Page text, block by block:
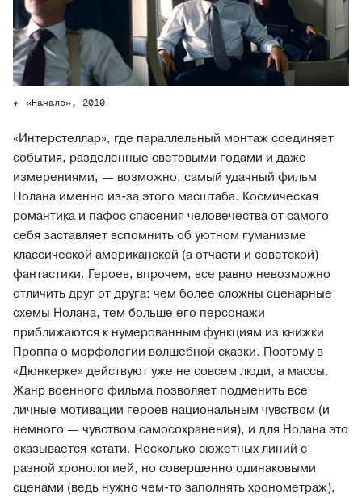
«Начало», 2010
«Интерстеллар», где параллельный монтаж соединяет
события, разделенные световыми годами и даже
измерениями, — возможно, самый удачный фильм
Нолана именно из-за этого масштаба. Космическая
романтика и пафос спасения человечества от самого
себя заставляет вспомнить об уютном гуманизме
классической американской (а отчасти и советской)
фантастики. Героев, впрочем, все равно невозможно
отличить друг от друга: чем более сложны сценарные
схемы Нолана, тем больше его персонажи
приближаются к нумерованным функциям из книжки
Проппа о морфологии волшебной сказки. Поэтому в
«Дюнкерке» действуют уже не совсем люди, а массы.
Жанр военного фильма позволяет подменить все
личные мотивации героев национальным чувством (и
немного — чувством самосохранения), и для Нолана это
оказывается кстати. Несколько сюжетных линий с
разной хронологией, но совершенно одинаковыми
сценами (ведь нужно чем-то заполнять хронометраж),